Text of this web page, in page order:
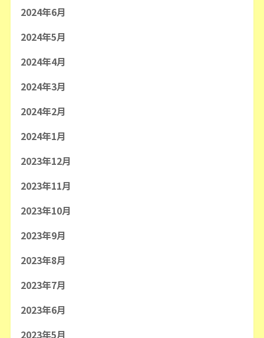
2024年6月
2024年5月
2024年4月
2024年3月
2024年2月
2024年1月
2023年12月
2023年11月
2023年10月
2023年9月
2023年8月
2023年7月
2023年6月
2023年5月